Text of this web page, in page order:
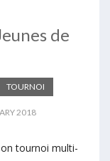
de
TOURNOI
2018
tournoi multi-